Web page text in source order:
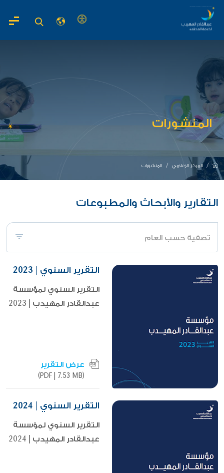
المنشورات
المركز الإعلامي المنشورات
التقارير والأبحاث والمطبوعات
تصفية حسب العام
التقرير السنوي | 2023
التقرير السنوي لمؤسسة
عبدالقادر المهيدب | 2023
عرض التقرير
(PDF
7.53 MB)
التقرير السنوي | 2024
التقرير السنوي لمؤسسة
عبدالقادر المهيدب | 2024